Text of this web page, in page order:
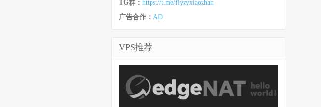
TG群： https://t.me/flyzyxiaozhan
广告合作： AD
VPS推荐